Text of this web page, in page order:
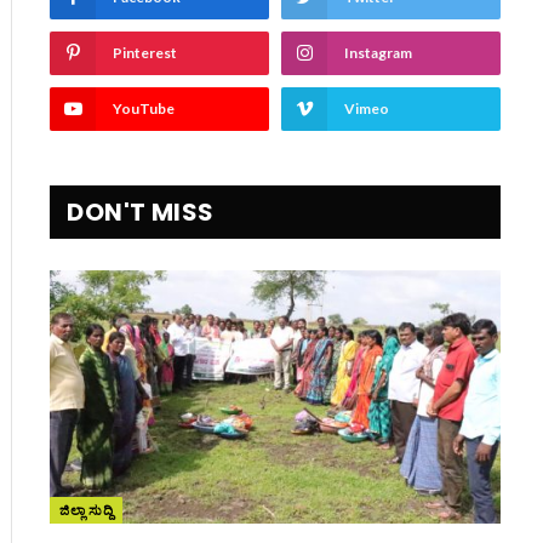
Pinterest Instagram
YouTube Vimeo
DON'T MISS
ಜಿಲ್ಲಾ ಸುದ್ದಿ